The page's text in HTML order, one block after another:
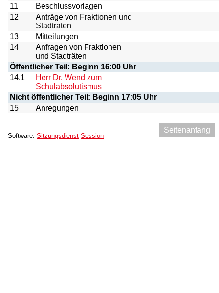
11
Beschlussvorlagen
12
Anträge von Fraktionen und
Stadträten
13
Mitteilungen
14
Anfragen von Fraktionen
und Stadträten
Öffentlicher Teil: Beginn 16:00 Uhr
14.1
Herr Dr. Wend zum
Schulabsolutismus
Nicht öffentlicher Teil: Beginn 17:05 Uhr
15
Anregungen
Seitenanfang
Software: Sitzungsdienst Session